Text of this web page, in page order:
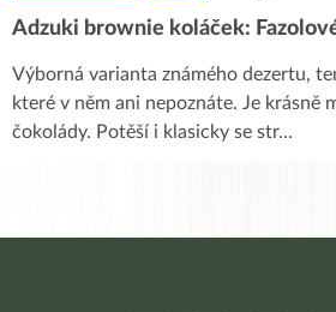
Adzuki brownie koláček:
Výborná varianta známého dezertu,
které v něm ani nepoznáte. Je krásně
čokolády. Potěší i klasicky se str...